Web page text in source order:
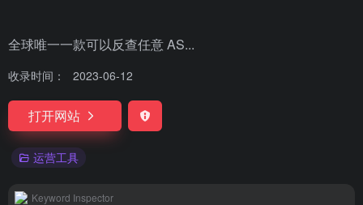
全球唯一一款可以反查任意 AS...
收录时间： 2023-06-12
打开网站
运营工具
Keyword Inspector